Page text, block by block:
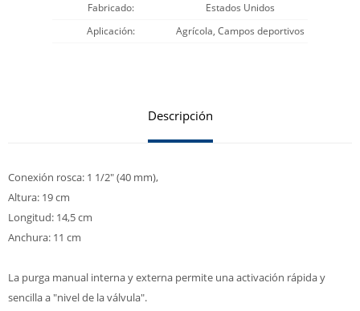
Fabricado
Estados Unidos
Aplicación
Agrícola, Campos deportivos
Descripción
Conexión rosca: 1 1/2" (40 mm),
Altura: 19 cm
Longitud: 14,5 cm
Anchura: 11 cm
La purga manual interna y externa permite una activación rápida y
sencilla a "nivel de la válvula".